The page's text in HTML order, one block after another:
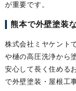
が重要です。
熊本で外壁塗装
株式会社ミヤケント
や樋の高圧洗浄から
安心して長く住める
で外壁塗装・屋根工